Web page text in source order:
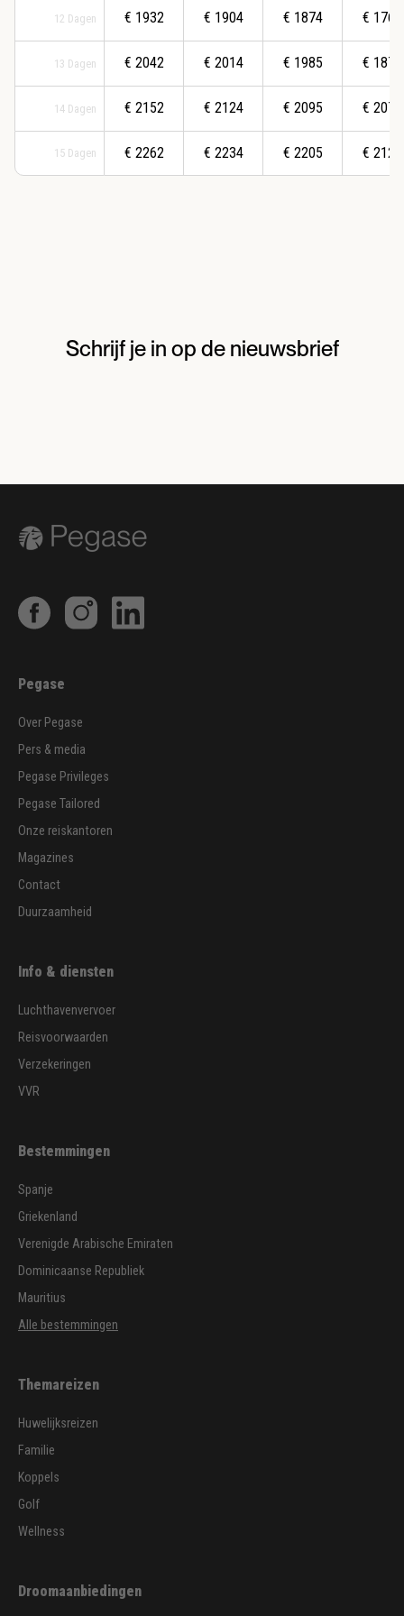
12 Dagen
13 Dagen
14 Dagen
15 Dagen
€ 1932
€ 2042
€ 2152
€ 2262
€ 1904
€ 2014
€ 2124
€ 2234
€ 1874
€ 1985
€ 2095
€ 2205
€ 1767
€ 1877
€ 2077
€ 2124
Schrijf je in op de nieuwsbrief
Pegase
Over Pegase
Pers & media
Pegase Privileges
Pegase Tailored
Onze reiskantoren
Magazines
Contact
Duurzaamheid
Info & diensten
Luchthavenvervoer
Reisvoorwaarden
Verzekeringen
VVR
Bestemmingen
Spanje
Griekenland
Verenigde Arabische Emiraten
Dominicaanse Republiek
Mauritius
Alle bestemmingen
Themareizen
Huwelijksreizen
Familie
Koppels
Golf
Wellness
Droomaanbiedingen